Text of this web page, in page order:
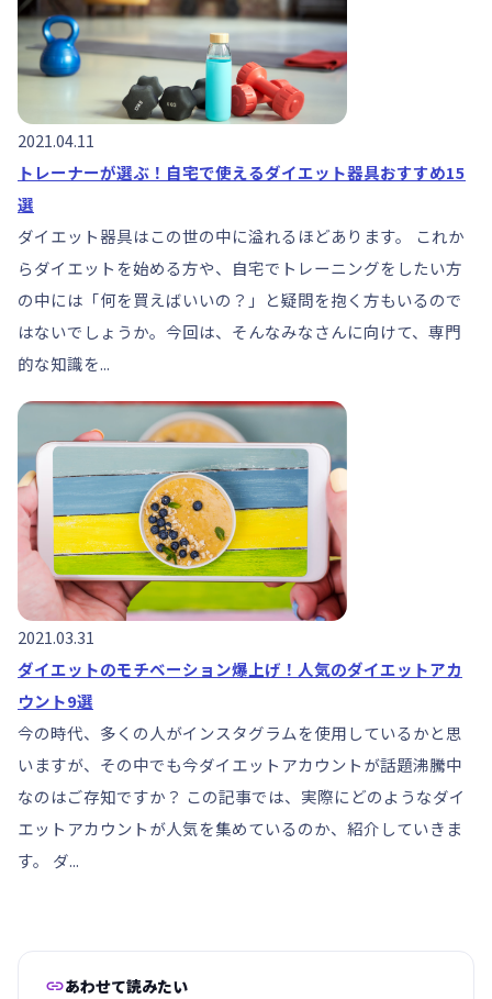
2021.04.11
トレーナーが選ぶ！自宅で使えるダイエット器具おすすめ15
選
ダイエット器具はこの世の中に溢れるほどあります。 これか
らダイエットを始める方や、自宅でトレーニングをしたい方
の中には「何を買えばいいの？」と疑問を抱く方もいるので
はないでしょうか。今回は、そんなみなさんに向けて、専門
的な知識を...
2021.03.31
ダイエットのモチベーション爆上げ！人気のダイエットアカ
ウント9選
今の時代、多くの人がインスタグラムを使用しているかと思
いますが、その中でも今ダイエットアカウントが話題沸騰中
なのはご存知ですか？ この記事では、実際にどのようなダイ
エットアカウントが人気を集めているのか、紹介していきま
す。 ダ...
あわせて読みたい